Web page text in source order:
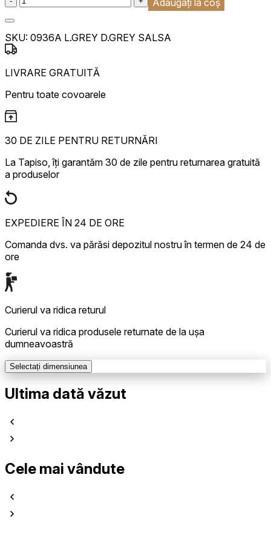
SKU: 0936A L.GREY D.GREY SALSA
LIVRARE GRATUITĂ
Pentru toate covoarele
30 DE ZILE PENTRU RETURNĂRI
La Tapiso, îți garantăm 30 de zile pentru returnarea gratuită
a produselor
EXPEDIERE ÎN 24 DE ORE
Comanda dvs. va părăsi depozitul nostru în termen de 24 de
ore
Curierul va ridica returul
Curierul va ridica produsele returnate de la ușa
dumneavoastră
Selectați dimensiunea
Ultima dată văzut
Cele mai vândute